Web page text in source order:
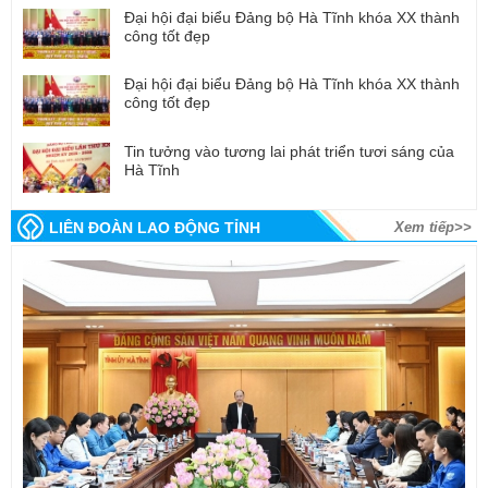
Đại hội đại biểu Đảng bộ Hà Tĩnh khóa XX thành
công tốt đẹp
Đại hội đại biểu Đảng bộ Hà Tĩnh khóa XX thành
công tốt đẹp
Tin tưởng vào tương lai phát triển tươi sáng của
Hà Tĩnh
LIÊN ĐOÀN LAO ĐỘNG TỈNH Xem tiếp>>